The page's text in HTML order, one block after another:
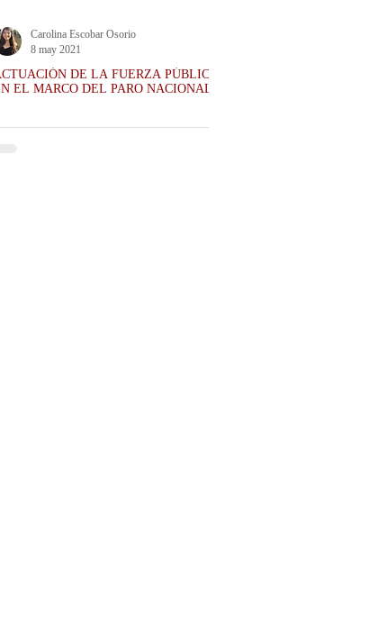
DE LA FUERZA PÚBLICA
EL MARCO DEL PARO NACIONAL
Carolina Escobar Osorio
8 may 2021